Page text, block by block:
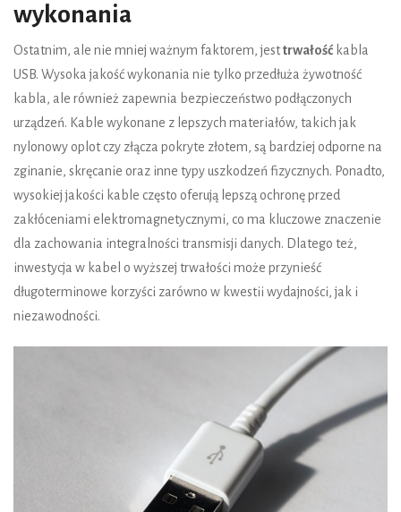
wykonania
Ostatnim, ale nie mniej ważnym faktorem, jesttrwałość kabla
USB. Wysoka jakość wykonania nie tylko przedłuża żywotność
kabla, ale również zapewnia bezpieczeństwo podłączonych
urządzeń. Kable wykonane z lepszych materiałów, takich jak
nylonowy oplot czy złącza pokryte złotem, są bardziej odporne na
zginanie, skręcanie oraz inne typy uszkodzeń fizycznych. Ponadto,
wysokiej jakości kable często oferują lepszą ochronę przed
zakłóceniami elektromagnetycznymi, co ma kluczowe znaczenie
dla zachowania integralności transmisji danych. Dlatego też,
inwestycja w kabel o wyższej trwałości może przynieść
długoterminowe korzyści zarówno w kwestii wydajności, jak i
niezawodności.